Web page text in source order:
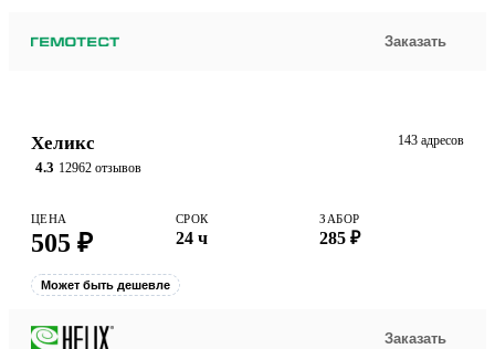
Заказать
Хеликс
4.3 12962 отзывов
143 адресов
ЦЕНА
505 ₽
СРОК
24 ч
ЗАБОР
285 ₽
Может быть дешевле
Заказать